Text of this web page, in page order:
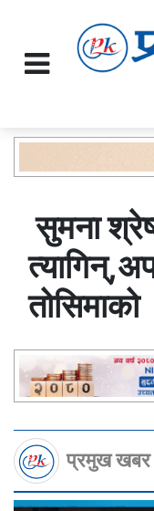
सुमना
तोसिमाको
प्रमुख खबर